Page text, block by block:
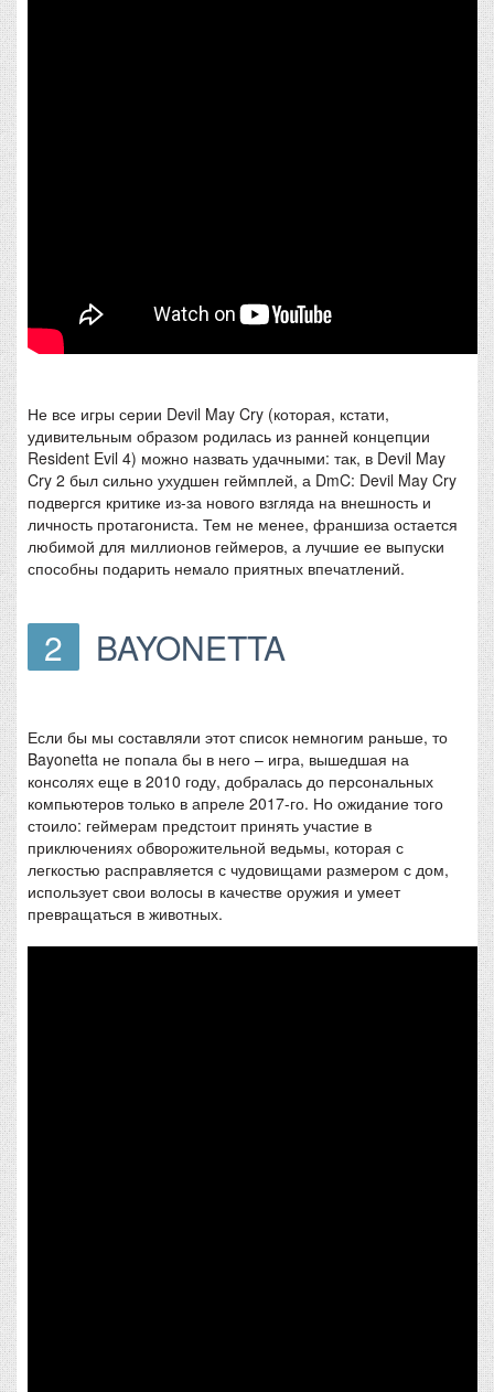
Не все игры серии Devil May Cry (которая, кстати,
удивительным образом родилась из ранней концепции
Resident Evil 4) можно назвать удачными: так, в Devil May
Cry 2 был сильно ухудшен геймплей, а DmC: Devil May Cry
подвергся критике из-за нового взгляда на внешность и
личность протагониста. Тем не менее, франшиза остается
любимой для миллионов геймеров, а лучшие ее выпуски
способны подарить немало приятных впечатлений.
2 BAYONETTA
Если бы мы составляли этот список немногим раньше, то
Bayonetta не попала бы в него – игра, вышедшая на
консолях еще в 2010 году, добралась до персональных
компьютеров только в апреле 2017-го. Но ожидание того
стоило: геймерам предстоит принять участие в
приключениях обворожительной ведьмы, которая с
легкостью расправляется с чудовищами размером с дом,
использует свои волосы в качестве оружия и умеет
превращаться в животных.